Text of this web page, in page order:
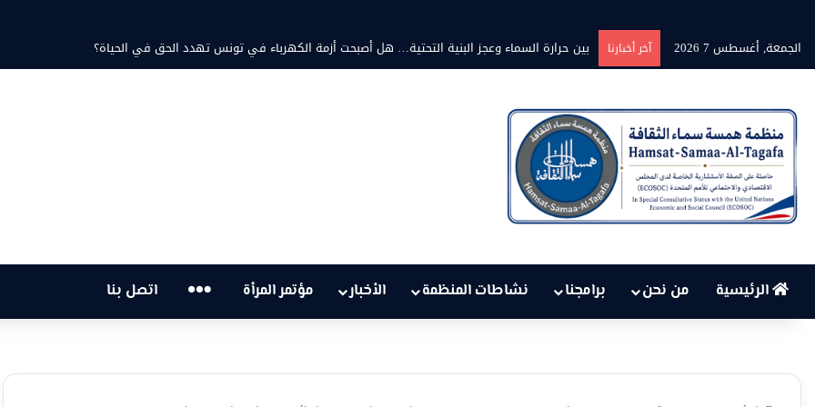
الجمعة, أغسطس 7 2026
آخر أخبارنا بين حرارة السماء وعجز البنية التحتية… هل أصبحت أزمة الكهرباء في تونس تهدد الحق في الحياة؟
الرئيسية من نحن برامجنا نشاطات المنظمة الأخبار مؤتمر المرأة … اتصل بنا